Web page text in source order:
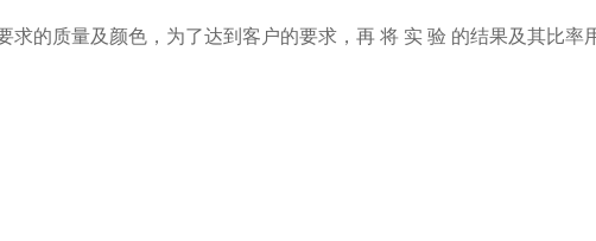
的质量及颜色，为了达到客户的要求，再 将 实 验 的结果及其比